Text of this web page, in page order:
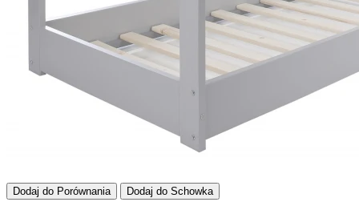
Dodaj do Porównania Dodaj do Schowka